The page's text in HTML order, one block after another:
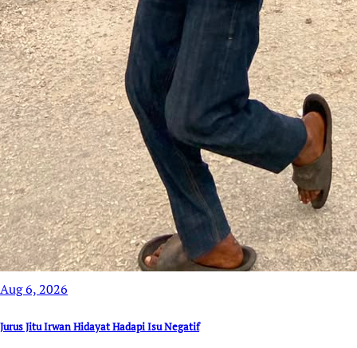
Aug 6, 2026
Jurus Jitu Irwan Hidayat Hadapi Isu Negatif